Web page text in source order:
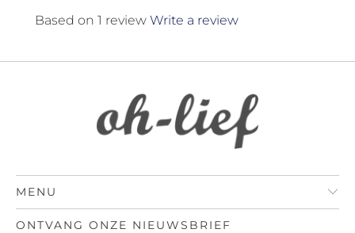
Based on 1 review Write a review
MENU
ONTVANG ONZE NIEUWSBRIEF